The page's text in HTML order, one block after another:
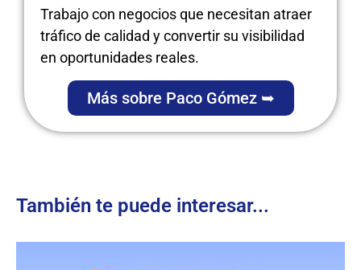
Trabajo con negocios que necesitan atraer
tráfico de calidad y convertir su visibilidad
en oportunidades reales.
Más sobre Paco Gómez ➥
También te puede interesar...